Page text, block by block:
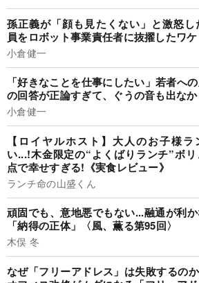
孫正義が「顔も見たくない」と激怒し
員をロボット事業責任者に抜擢したワケ
小倉健一
「好きなことを仕事にしたい」若者へ
の回答が正論すぎて、ぐうの音も出な
小倉健一
【ロイヤルホスト】大人のお子様ラ
い...!木金限定の“よくばりランチ”ボ
点で幸せすぎる!《実食レビュー》
ランチ命の山盛くん
頑固でも、意地悪でもない...融通が利
「納得の正体」〈風、薫る第95回〉
木俣 冬
なぜ「フリーアドレス」は失敗するの